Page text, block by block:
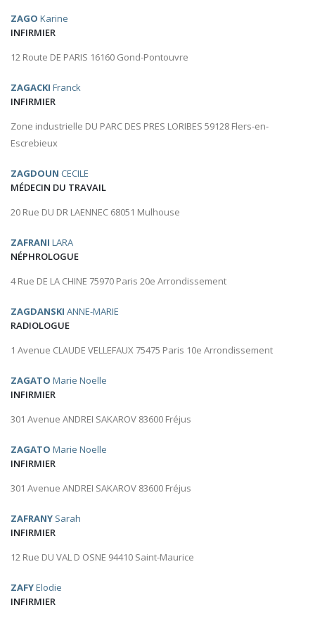
ZAGO Karine
INFIRMIER
12 Route DE PARIS 16160 Gond-Pontouvre
ZAGACKI Franck
INFIRMIER
Zone industrielle DU PARC DES PRES LORIBES 59128 Flers-en-
Escrebieux
ZAGDOUN CECILE
MÉDECIN DU TRAVAIL
20 Rue DU DR LAENNEC 68051 Mulhouse
ZAFRANI LARA
NÉPHROLOGUE
4 Rue DE LA CHINE 75970 Paris 20e Arrondissement
ZAGDANSKI ANNE-MARIE
RADIOLOGUE
1 Avenue CLAUDE VELLEFAUX 75475 Paris 10e Arrondissement
ZAGATO Marie Noelle
INFIRMIER
301 Avenue ANDREI SAKAROV 83600 Fréjus
ZAGATO Marie Noelle
INFIRMIER
301 Avenue ANDREI SAKAROV 83600 Fréjus
ZAFRANY Sarah
INFIRMIER
12 Rue DU VAL D OSNE 94410 Saint-Maurice
ZAFYElodie
INFIRMIER